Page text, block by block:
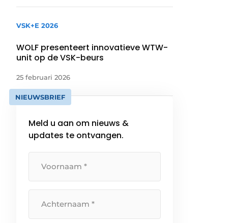
VSK+E 2026
WOLF presenteert innovatieve WTW-
unit op de VSK-beurs
25 februari 2026
NIEUWSBRIEF
Meld u aan om nieuws &
updates te ontvangen.